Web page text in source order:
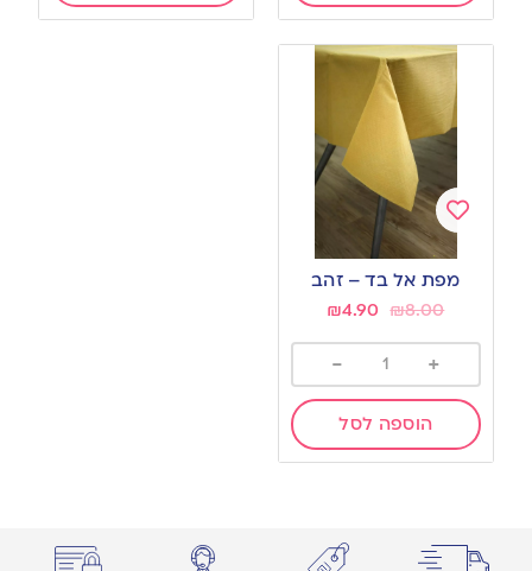
Add
to
מפת אל בד – זהב
₪8.00
₪4.90
+
-
הוספה לסל